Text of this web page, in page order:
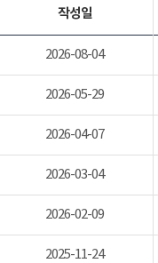
작성일
2026-08-04
2026-05-29
2026-04-07
2026-03-04
2026-02-09
2025-11-24